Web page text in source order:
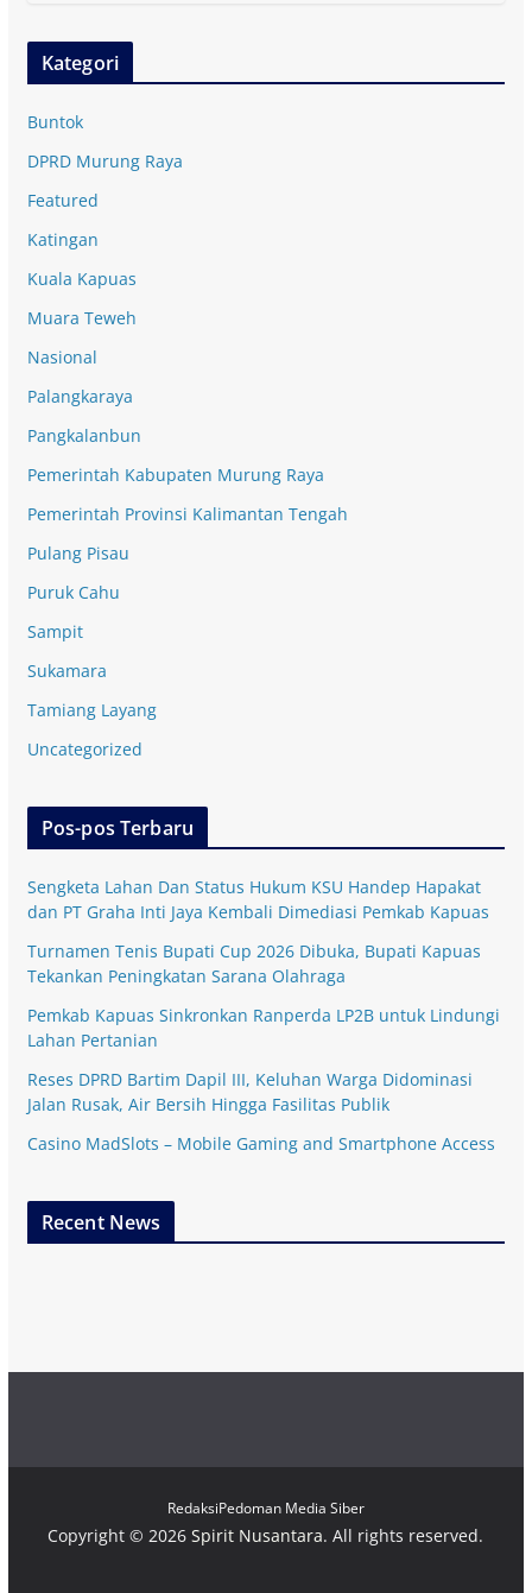
Kategori
Buntok
DPRD Murung Raya
Featured
Katingan
Kuala Kapuas
Muara Teweh
Nasional
Palangkaraya
Pangkalanbun
Pemerintah Kabupaten Murung Raya
Pemerintah Provinsi Kalimantan Tengah
Pulang Pisau
Puruk Cahu
Sampit
Sukamara
Tamiang Layang
Uncategorized
Pos-pos Terbaru
Sengketa Lahan Dan Status Hukum KSU Handep Hapakat
dan PT Graha Inti Jaya Kembali Dimediasi Pemkab Kapuas
Turnamen Tenis Bupati Cup 2026 Dibuka, Bupati Kapuas
Tekankan Peningkatan Sarana Olahraga
Pemkab Kapuas Sinkronkan Ranperda LP2B untuk Lindungi
Lahan Pertanian
Reses DPRD Bartim Dapil III, Keluhan Warga Didominasi
Jalan Rusak, Air Bersih Hingga Fasilitas Publik
Casino MadSlots – Mobile Gaming and Smartphone Access
Recent News
RedaksiPedoman Media Siber
Copyright © 2026Spirit Nusantara. All rights reserved.